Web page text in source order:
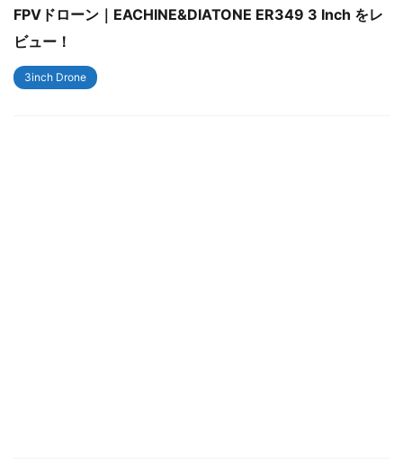
FPVドローン｜EACHINE&DIATONE ER349 3 Inch をレ
ビュー！
3inch Drone